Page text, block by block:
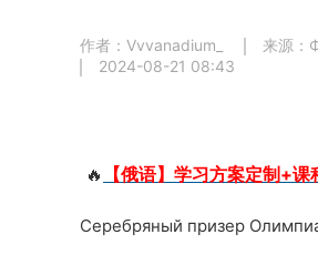
作者：Vvvanadium_
来源：
2024-08-21 08:43
🔥 【俄语】学习方案定制+
Серебряный призер